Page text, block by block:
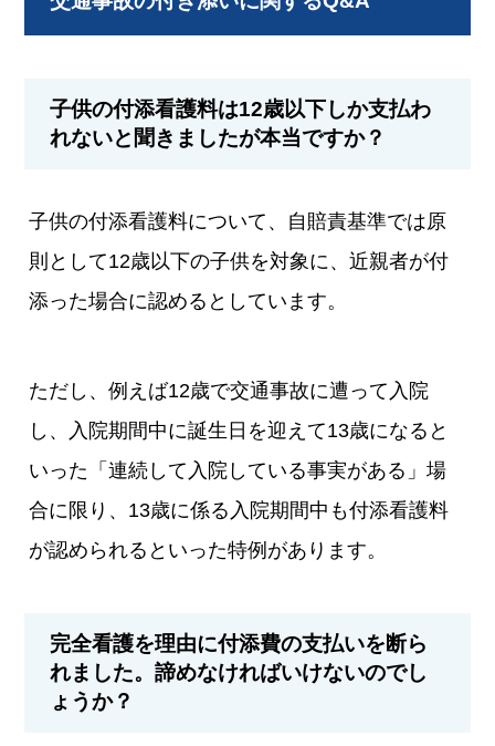
子供の付添看護料は12歳以下しか支払わ
れないと聞きましたが本当ですか？
子供の付添看護料について、自賠責基準では原
則として12歳以下の子供を対象に、近親者が付
添った場合に認めるとしています。
ただし、例えば12歳で交通事故に遭って入院
し、入院期間中に誕生日を迎えて13歳になると
いった「連続して入院している事実がある」場
合に限り、13歳に係る入院期間中も付添看護料
が認められるといった特例があります。
完全看護を理由に付添費の支払いを断ら
れました。諦めなければいけないのでし
ょうか？